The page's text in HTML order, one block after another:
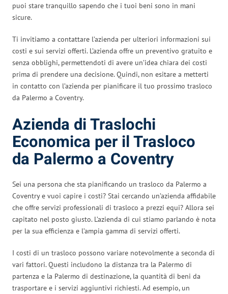
puoi stare tranquillo sapendo che i tuoi beni sono in mani
sicure.
Ti invitiamo a contattare l’azienda per ulteriori informazioni sui
costi e sui servizi offerti. L’azienda offre un preventivo gratuito e
senza obblighi, permettendoti di avere un’idea chiara dei costi
prima di prendere una decisione. Quindi, non esitare a metterti
in contatto con l’azienda per pianificare il tuo prossimo trasloco
da Palermo a Coventry.
Azienda di Traslochi
Economica per il Trasloco
da Palermo a Coventry
Sei una persona che sta pianificando un trasloco da Palermo a
Coventry e vuoi capire i costi? Stai cercando un’azienda affidabile
che offre servizi professionali di trasloco a prezzi equi? Allora sei
capitato nel posto giusto. L’azienda di cui stiamo parlando è nota
per la sua efficienza e l’ampia gamma di servizi offerti.
I costi di un trasloco possono variare notevolmente a seconda di
vari fattori. Questi includono la distanza tra la Palermo di
partenza e la Palermo di destinazione, la quantità di beni da
trasportare e i servizi aggiuntivi richiesti. Ad esempio, un